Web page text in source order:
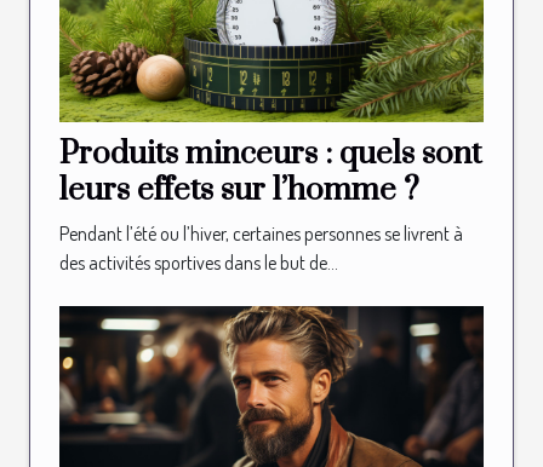
Produits minceurs : quels sont
leurs effets sur l’homme ?
Pendant l’été ou l’hiver, certaines personnes se livrent à
des activités sportives dans le but de...